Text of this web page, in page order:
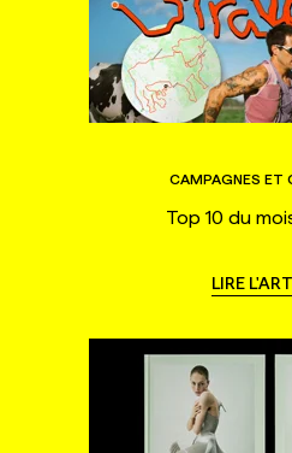
CAMPAGNES ET
Top 10 du
LIRE